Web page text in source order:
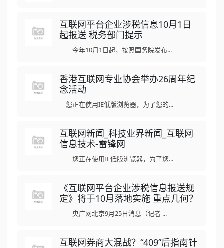
互联网平台企业涉税信息10月1日
起报送 税务部门提示
今年10月1日起，按照国务院发布...
香港互联网专业协会举办26周年纪
念活动
您正在使用IE低版浏览器，为了您的...
互联网新闻_科技业界新闻_互联网
信息技术-雷锋网
您正在使用IE低版浏览器，为了您...
《互联网平台企业涉税信息报送规
定》将于10月落地实施 重点几何？
央广网北京9月25日消息（记者 ...
互联网券商大混战？“409”后指南针